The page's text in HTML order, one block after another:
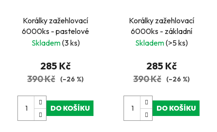
Korálky zažehlovací
6000ks - pastelové
Skladem(3 ks)
285 Kč
390 Kč (–26 %)
DO KOŠÍKU
Korálky zažehlovací
6000ks - základní
Skladem(>5 ks)
285 Kč
390 Kč (–26 %)
DO KOŠÍKU